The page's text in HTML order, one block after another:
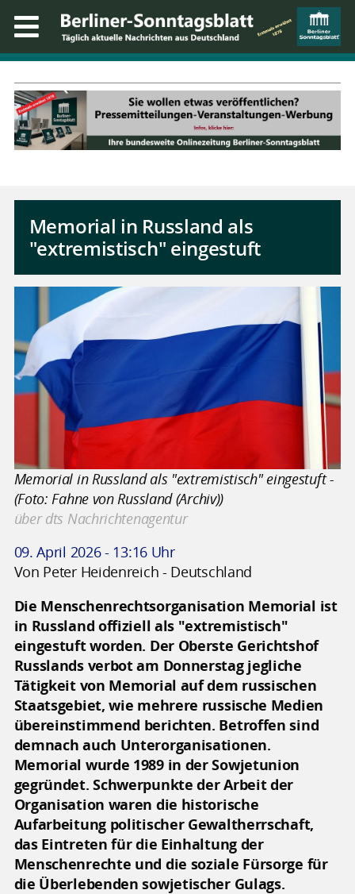
Memorial in Russland als
"extremistisch" eingestuft
Memorial in Russland als "extremistisch" eingestuft -
(Foto: Fahne von Russland (Archiv))
über dts Nachrichtenagentur
09. April 2026 - 13:16 Uhr
Von Peter Heidenreich - Deutschland
Die Menschenrechtsorganisation Memorial ist
in Russland offiziell als "extremistisch"
eingestuft worden. Der Oberste Gerichtshof
Russlands verbot am Donnerstag jegliche
Tätigkeit von Memorial auf dem russischen
Staatsgebiet, wie mehrere russische Medien
übereinstimmend berichten. Betroffen sind
demnach auch Unterorganisationen.
Memorial wurde 1989 in der Sowjetunion
gegründet. Schwerpunkte der Arbeit der
Organisation waren die historische
Aufarbeitung politischer Gewaltherrschaft,
das Eintreten für die Einhaltung der
Menschenrechte und die soziale Fürsorge für
die Überlebenden sowjetischer Gulags.